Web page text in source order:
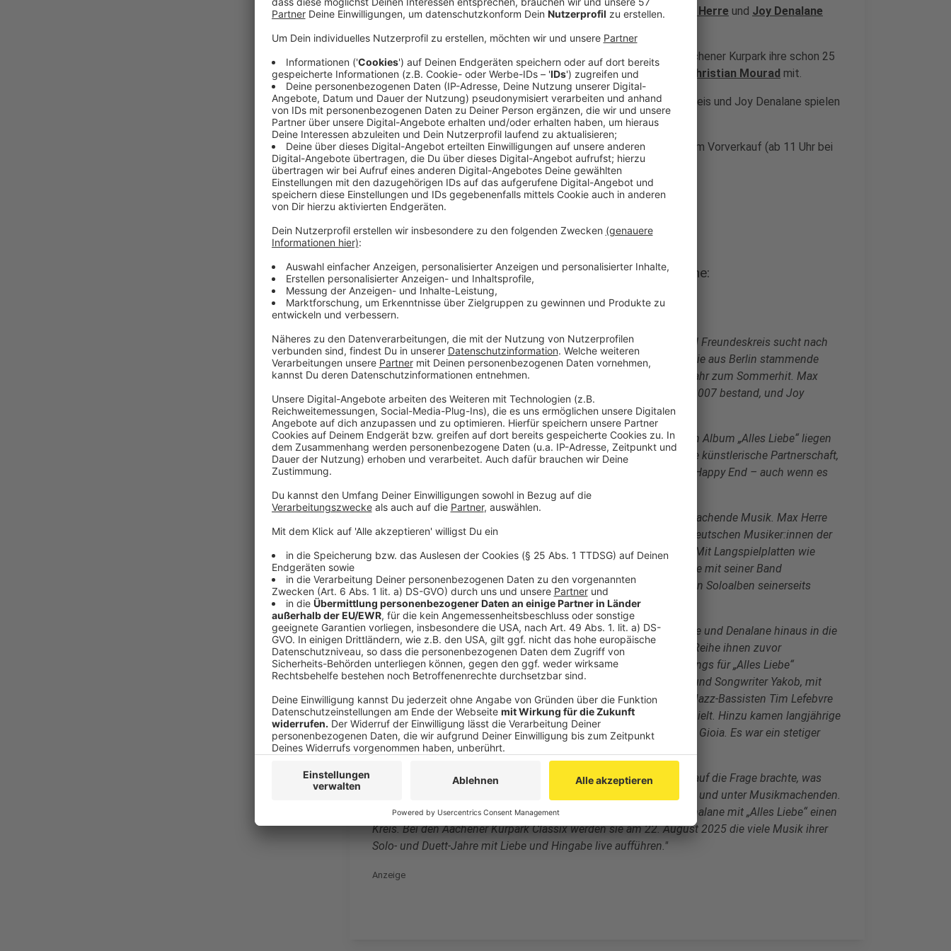
Bei den nächstenKurpark Classixim Sommer 2025 werden Max Herre und Joy Denalane
Die beiden Rap- und Soulgrößen feiern dann am 22. August im Aachener Kurpark ihre schon 25
Jahre dauernde musikalische Partnerschaft, teiltVeranstalter Christian Mourad mit.
Dabei werden sie sowohl ältere Songs von Max Herre, Freundeskreis und Joy Denalane spielen
als auch Titel von ihrem neuen Album"Alles Liebe".
Die Tickets für das Open-Air-Event gibt es ab Montag, 11.11.24, im Vorverkauf (ab 11 Uhr bei
CTS Eventim).
Antenne AC ist Partner der Kurpark Classix.
Infos des Veranstalters zu Max Herre und Joy Denalane:
Anzeige
"Rückblende ins Jahr 1999. Die Stuttgarter Hip-Hop- und Rap-Band Freundeskreis sucht nach
einer Sängerin für den Duett-Song „Mit dir“. Fündig wird man, als die aus Berlin stammende
Künstlerin Joy Denalane vorsingt. Das Lied wird noch im selben Jahr zum Sommerhit. Max
Herre, seines Zeichens Rapper und Sänger der Formation, die bis 2007 bestand, und Joy
Denalane werden auch privat ein Paar.
Zurück ins Jetzt. Zwischen „Mit dir“ und dem ersten gemeinsamen Album „Alles Liebe“ liegen
nicht nur 25 Jahre. Sondern außerdem: eine Liebesbeziehung, eine künstlerische Partnerschaft,
eine Ehe, zwei Söhne, eine Trennung, eine Wiederannäherung, ein Happy End – auch wenn es
manchmal schwierig bleibt und das Ende lange nicht erreicht ist.
Im gemeinsam gelebten Vierteljahrhundert entstand viel epochemachende Musik. Max Herre
und Joy Denalane sind zwei der wichtigsten und erfolgreichsten deutschen Musiker:innen der
letzten 25 Jahre. Joy ist die große Überwältigungs-Soul-Sängerin. Mit Langspielplatten wie
„Mamani“ fuhr sie sattsam Erfolge ein. Max Herre wiederum konnte mit seiner Band
Freundeskreis, deren Debüt, „Quadratur des Kreises“ und mit seinen Soloalben seinerseits
Nummer-1-Erfolge verbuchen.
Kurz nachdem die Söhne aus dem Haus waren, begaben sich Herre und Denalane hinaus in die
Welt und verließen ihre Komfortzone, indem sie mit einer ganzen Reihe ihnen zuvor
unbekannter Produzent:innen und Songschreiber:innen an den Songs für „Alles Liebe“
arbeiteten. In Wien trafen sie sich für Sessions mit dem Producer und Songwriter Yakob, mit
dem Producer Crada waren sie im Erzgebirge, sie haben mit dem Jazz-Bassisten Tim Lefebvre
aufgenommen und Tracks mit dem Soul-Musiker Pale Jay eingespielt. Hinzu kamen langjährige
Mitstreiter wie Afrob, der Schlagzeuger Matteo Scrimali Roberto Di Gioia. Es war ein stetiger
Austausch.
Das Unterwegssein brachte neue Energie, die andere Sichtweisen auf die Frage brachte, was
Liebe bedeutet: in der Gesellschaft, im Privaten, in Freundschaften und unter Musikmachenden.
25 Jahre nach ihrem Sommerhit schließen Max Herre und Joy Denalane mit „Alles Liebe“ einen
Kreis. Bei den Aachener Kurpark Classix werden sie am 22. August 2025 die viele Musik ihrer
Solo- und Duett-Jahre mit Liebe und Hingabe live aufführen."
Anzeige